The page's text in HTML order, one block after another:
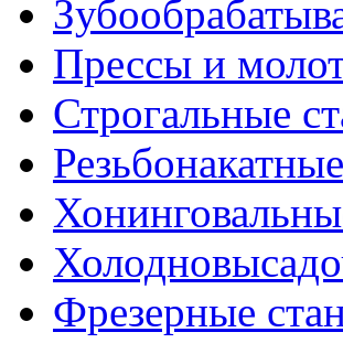
Прессы и
Строгальные
Фрезерные